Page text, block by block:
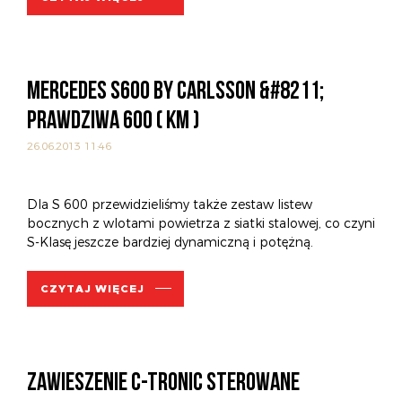
MERCEDES S600 BY CARLSSON &#8211;
PRAWDZIWA 600 ( KM )
26.06.2013 11:46
Dla S 600 przewidzieliśmy także zestaw listew
bocznych z wlotami powietrza z siatki stalowej, co czyni
S-Klasę jeszcze bardziej dynamiczną i potężną.
CZYTAJ WIĘCEJ
ZAWIESZENIE C-TRONIC STEROWANE